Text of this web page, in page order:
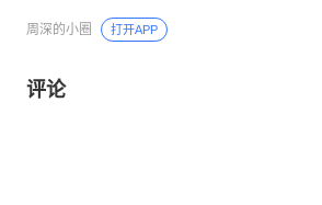
周深的小圈 打开APP
评论